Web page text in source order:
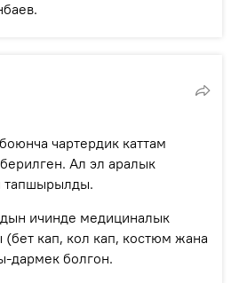
чартердик каттам
Ал эл аралык
тапшырылды.
ичинде медициналык
(бет кап, кол кап, костюм жана
дармек болгон.